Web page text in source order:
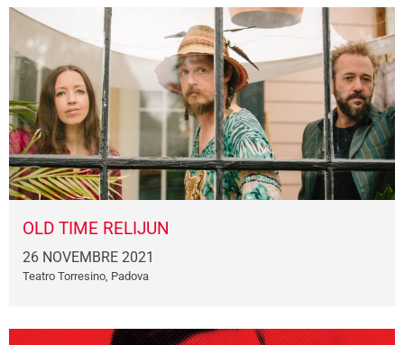
OLD TIME RELIJUN
26 NOVEMBRE 2021
Teatro Torresino, Padova